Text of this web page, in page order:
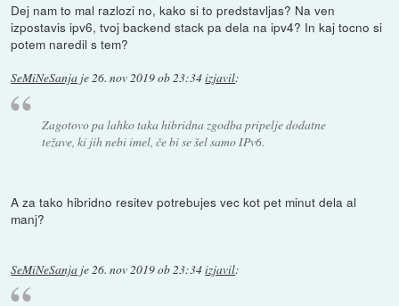
Dej nam to mal razlozi no, kako si to predstavljas? Na ven
izpostavis ipv6, tvoj backend stack pa dela na ipv4? In kaj tocno si
potem naredil s tem?
SeMiNeSanja je26. nov 2019 ob 23:34izjavil:
Zagotovo pa lahko taka hibridna zgodba pripelje dodatne
težave, ki jih nebi imel, če bi se šel samo IPv6.
A za tako hibridno resitev potrebujes vec kot pet minut dela al
manj?
SeMiNeSanja je 26. nov 2019 ob 23:34izjavil: